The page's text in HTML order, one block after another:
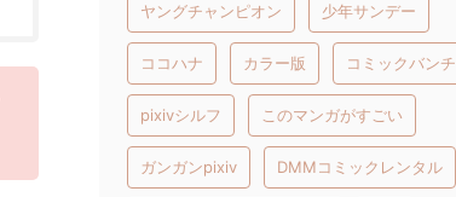
ヤングチャンピオン 少年サンデー
ココハナ カラー版 コミックバンチ
pixivシルフ このマンガがすごい
ガンガンpixiv DMMコミックレンタル